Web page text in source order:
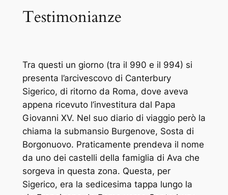
Testimonianze
Tra questi un giorno (tra il 990 e il 994) si
presenta l’arcivescovo di Canterbury
Sigerico, di ritorno da Roma, dove aveva
appena ricevuto l’investitura dal Papa
Giovanni XV. Nel suo diario di viaggio però la
chiama la submansio Burgenove, Sosta di
Borgonuovo. Praticamente prendeva il nome
da uno dei castelli della famiglia di Ava che
sorgeva in questa zona. Questa, per
Sigerico, era la sedicesima tappa lungo la